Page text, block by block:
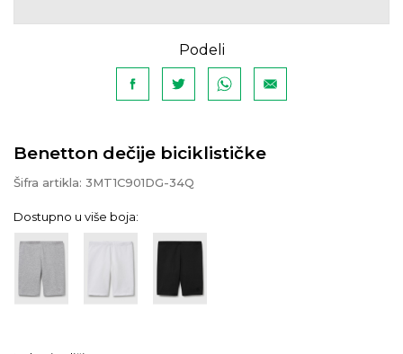
Podeli
Benetton dečije biciklističke
Šifra artikla: 3MT1C901DG-34Q
Dostupno u više boja: